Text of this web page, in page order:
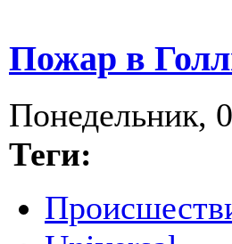
Пожар в
Понедельник,
Теги: